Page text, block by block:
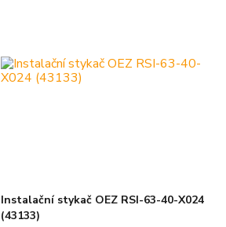
Instalační stykač OEZ RSI-63-40-X024
(43133)